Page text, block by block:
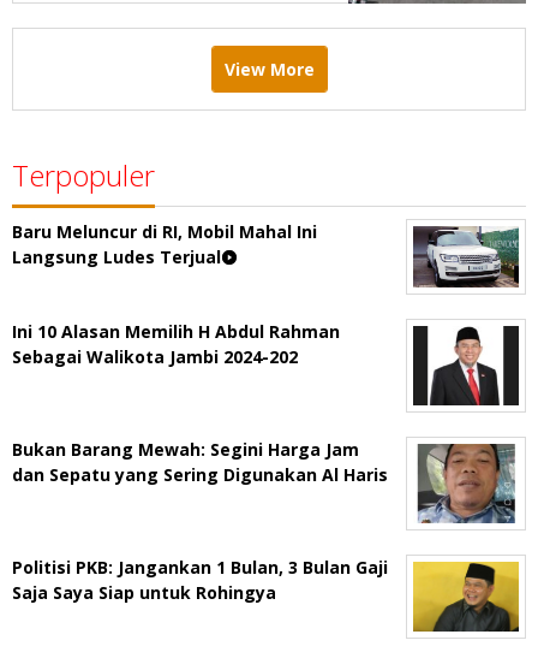
View More
Terpopuler
Baru Meluncur di RI, Mobil Mahal Ini
Langsung Ludes Terjual
Ini 10 Alasan Memilih H Abdul Rahman
Sebagai Walikota Jambi 2024-202
Bukan Barang Mewah: Segini Harga Jam
dan Sepatu yang Sering Digunakan Al Haris
Politisi PKB: Jangankan 1 Bulan, 3 Bulan Gaji
Saja Saya Siap untuk Rohingya